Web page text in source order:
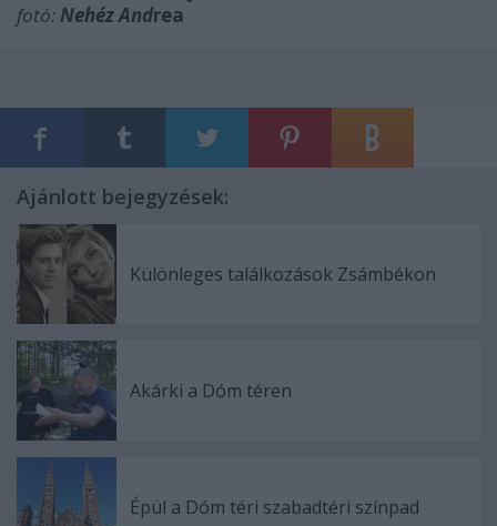
fotó:Nehéz Andrea
Ajánlott bejegyzések:
Különleges találkozások Zsámbékon
Akárki a Dóm téren
Épül a Dóm téri szabadtéri színpad